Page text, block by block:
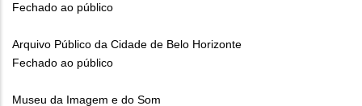
Fechado ao público
Arquivo Público da Cidade de Belo Horizonte
Fechado ao público
Museu da Imagem e do Som